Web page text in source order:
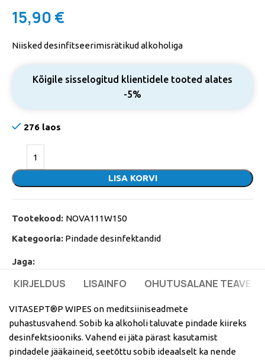
15,90 €
Niisked desinfitseerimisrätikud alkoholiga
Kõigile sisselogitud klientidele tooted alates
-5%
276 laos
LISA KORVI
Tootekood: NOVA111W150
Kategooria: Pindade desinfektandid
Jaga:
KIRJELDUS LISAINFO OHUTUSALANE TEAVE
VITASEPT®P WIPES on meditsiiniseadmete
puhastusvahend. Sobib ka alkoholi taluvate pindade kiireks
desinfektsiooniks. Vahend ei jäta pärast kasutamist
pindadele jääkaineid, seetõttu sobib ideaalselt ka nende